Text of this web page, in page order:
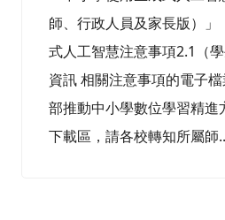
師、行政人員及家長版）」
式人工智慧注意事項2.1（
資訊 相關注意事項的電子
部推動中小學數位學習精進
下載區，請各校轉知所屬師